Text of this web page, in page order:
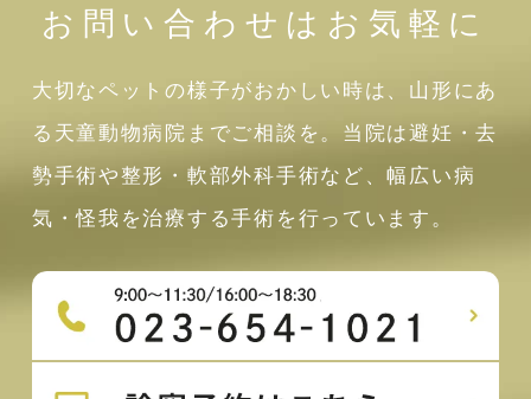
お問い合わせはお気軽に
大切なペットの様子がおかしい時は、山形にあ
る天童動物病院までご相談を。当院は避妊・去
勢手術や整形・軟部外科手術など、幅広い病
気・怪我を治療する手術を行っています。